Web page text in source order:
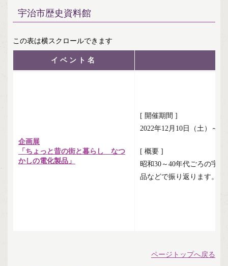
宇治市歴史資料館
イベント名
企画展
「ちょっと昔の街と暮らし なつ
かしの電化製品」
[ 開催期間 ]
2022年12月10日（土）～
[ 概要 ]
昭和30～40年代ごろの宇
品などで振り返ります。
ページトップへ戻る